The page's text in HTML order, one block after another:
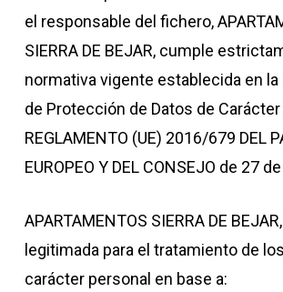
el responsable del fichero,
SIERRA DE BEJAR, cumple
normativa vigente establecida en
de Protección de Datos de Carácter
REGLAMENTO (UE) 2016/679 DEL
EUROPEO Y DEL CONSEJO de 27
APARTAMENTOS SIERRA DE
legitimada para el tratamiento de
carácter personal en base a: